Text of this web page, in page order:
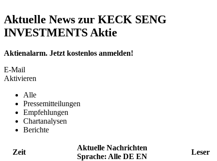
Aktuelle News zur KECK SENG
INVESTMENTS Aktie
Aktienalarm. Jetzt kostenlos anmelden!
E-Mail
Aktivieren
Alle
Pressemitteilungen
Empfehlungen
Chartanalysen
Berichte
Zeit
Aktuelle Nachrichten
Sprache: Alle DE EN
Leser